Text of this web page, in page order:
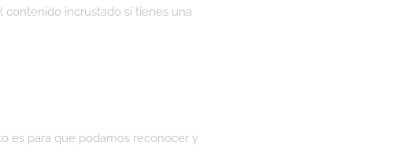
incrustado si tienes una
es para que podamos reconocer y